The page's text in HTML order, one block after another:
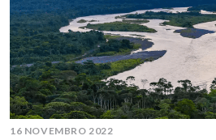
16 NOVEMBRO 2022